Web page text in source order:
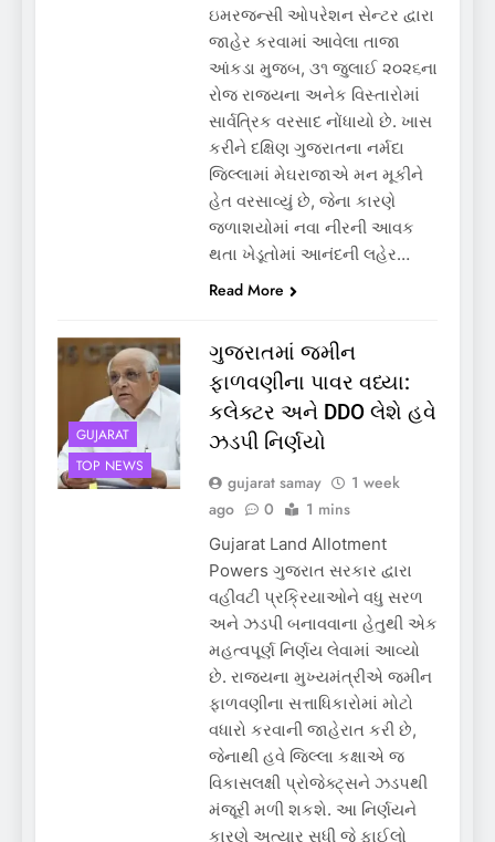
ઇમરજન્સી ઓપરેશન સેન્ટર દ્વારા
જાહેર કરવામાં આવેલા તાજા
આંકડા મુજબ, ૩૧ જુલાઈ ૨૦૨૬ના
રોજ રાજ્યના અનેક વિસ્તારોમાં
સાર્વત્રિક વરસાદ નોંધાયો છે. ખાસ
કરીને દક્ષિણ ગુજરાતના નર્મદા
જિલ્લામાં મેઘરાજાએ મન મૂકીને
હેત વરસાવ્યું છે, જેના કારણે
જળાશયોમાં નવા નીરની આવક
થતા ખેડૂતોમાં આનંદની લહેર…
Read More
GUJARAT
TOP NEWS
ગુજરાતમાં જમીન
ફાળવણીના પાવર વધ્યા:
કલેક્ટર અને DDO લેશે હવે
ઝડપી નિર્ણયો
gujarat samay
1 week
ago
0 1 mins
Gujarat Land Allotment
Powers ગુજરાત સરકાર દ્વારા
વહીવટી પ્રક્રિયાઓને વધુ સરળ
અને ઝડપી બનાવવાના હેતુથી એક
મહત્વપૂર્ણ નિર્ણય લેવામાં આવ્યો
છે. રાજ્યના મુખ્યમંત્રીએ જમીન
ફાળવણીના સત્તાધિકારોમાં મોટો
વધારો કરવાની જાહેરાત કરી છે,
જેનાથી હવે જિલ્લા કક્ષાએ જ
વિકાસલક્ષી પ્રોજેક્ટ્સને ઝડપથી
મંજૂરી મળી શકશે. આ નિર્ણયને
કારણે અત્યાર સુધી જે ફાઈલો